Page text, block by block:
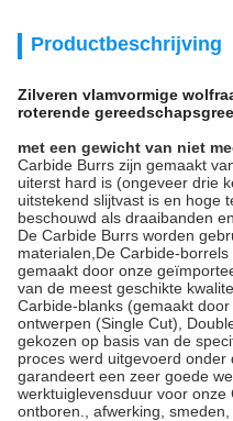
Productbeschrijving
Zilveren vlamvormige
roterende
met een gewicht van niet
Carbide Burrs zijn gemaakt
uiterst hard is (ongeveer drie
uitstekend slijtvast is en hoge
beschouwd als draaibanden
De Carbide Burrs worden
materialen,De Carbide-
gemaakt door onze
van de meest geschikte
Carbide-blanks (gemaakt
ontwerpen (Single Cut),
gekozen op basis van de
proces werd uitgevoerd
garandeert een zeer goede
werktuiglevensduur voor
ontboren., afwerking, smeden,